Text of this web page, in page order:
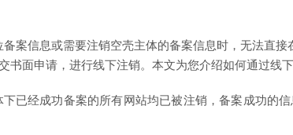
案信息或需要注销空壳主体的备案信息时，无法直
书面申请，进行线下注销。本文为您介绍如何通过线
下已经成功备案的所有网站均已被注销，备案成功的